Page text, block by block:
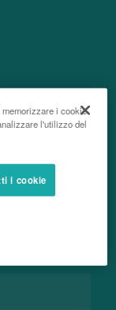
memorizzare i cookie
l'utilizzo del
i cookie